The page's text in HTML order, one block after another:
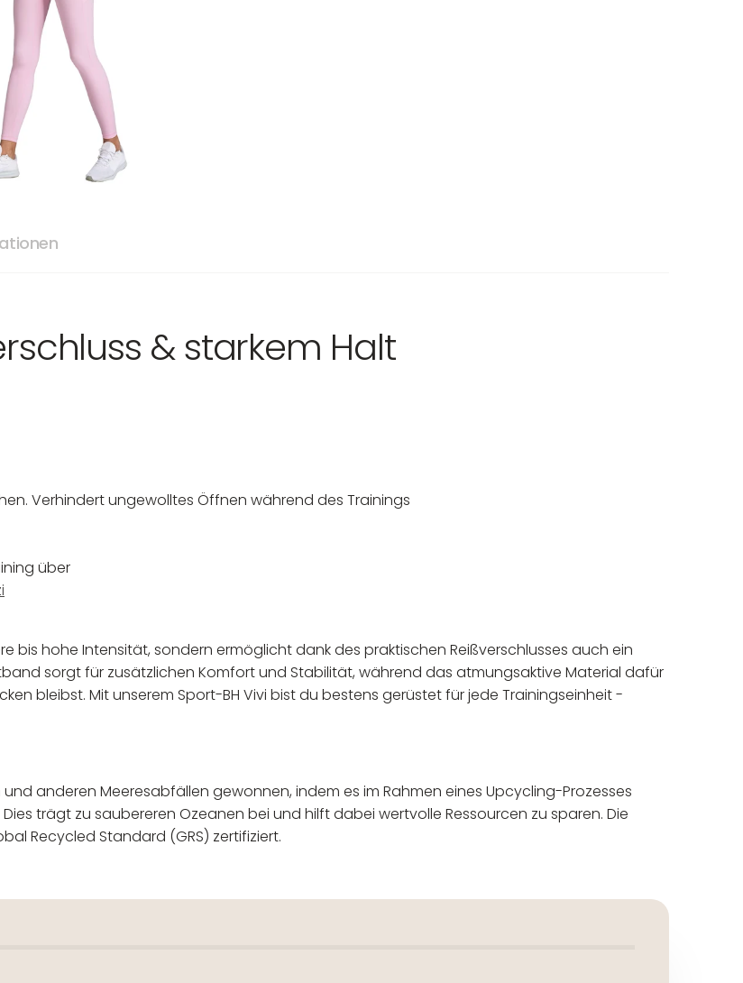
& starkem Halt
Verhindert ungewolltes Öffnen während des Trainings
über
bis hohe Intensität, sondern ermöglicht dank des praktischen Reißverschlusses auch ein
sorgt für zusätzlichen Komfort und Stabilität, während das atmungsaktive Material dafür
bleibst. Mit unserem Sport-BH Vivi bist du bestens gerüstet für jede Trainingseinheit -
und anderen Meeresabfällen gewonnen, indem es im Rahmen eines Upcycling-Prozesses
trägt zu saubereren Ozeanen bei und hilft dabei wertvolle Ressourcen zu sparen. Die
Recycled Standard (GRS) zertifiziert.
Wirtschaftsakteur: